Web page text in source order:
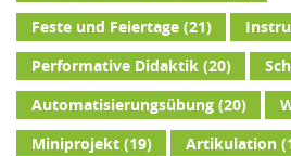
Feste und Feiertage(21)
Performative Didaktik(20)
Automatisierungsübung(20)
Miniprojekt(19) Artikulation